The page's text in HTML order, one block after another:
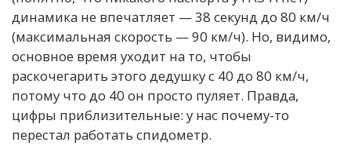
динамика не впечатляет — 38 секунд до 80 км/ч
(максимальная скорость — 90 км/ч). Но, видимо,
основное время уходит на то, чтобы
раскочегарить этого дедушку с 40 до 80 км/ч,
потому что до 40 он просто пуляет. Правда,
цифры приблизительные: у нас почему-то
перестал работать спидометр.